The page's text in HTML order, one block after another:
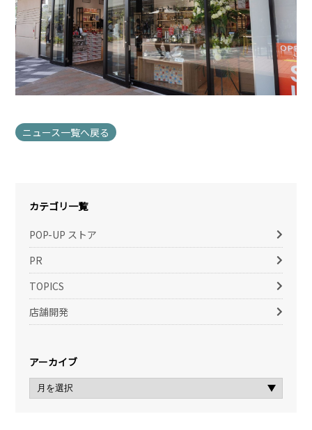
ニュース一覧へ戻る
カテゴリ一覧
POP-UP ストア
PR
TOPICS
店舗開発
アーカイブ